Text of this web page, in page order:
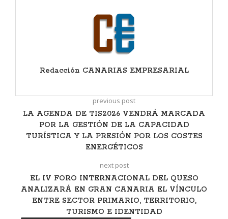
Redacción CANARIAS EMPRESARIAL
previous post
LA AGENDA DE TIS2026 VENDRÁ MARCADA
POR LA GESTIÓN DE LA CAPACIDAD
TURÍSTICA Y LA PRESIÓN POR LOS COSTES
ENERGÉTICOS
next post
EL IV FORO INTERNACIONAL DEL QUESO
ANALIZARÁ EN GRAN CANARIA EL VÍNCULO
ENTRE SECTOR PRIMARIO, TERRITORIO,
TURISMO E IDENTIDAD